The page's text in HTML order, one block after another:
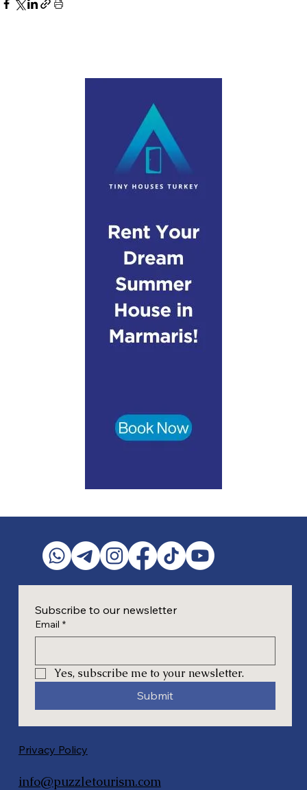
Subscribe to our newsletter
Email *
Yes, subscribe me to your newsletter.
Submit
Privacy Policy
info@puzzletourism.com